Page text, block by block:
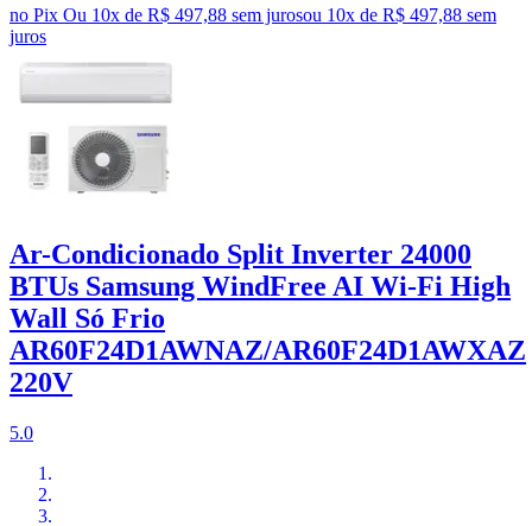
no Pix Ou 10x de R$ 497,88 sem jurosou 10x de R$ 497,88 sem
juros
Ar-Condicionado Split Inverter 24000
BTUs Samsung WindFree AI Wi-Fi High
Wall Só Frio
AR60F24D1AWNAZ/AR60F24D1AWXAZ
220V
5.0